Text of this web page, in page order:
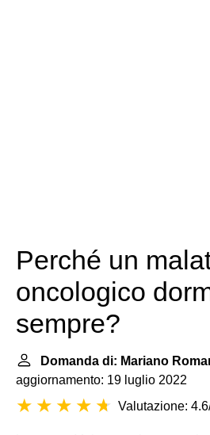
Perché un
oncologico
sempre?
Domanda di: Mariano
aggiornamento: 19 luglio 2022
Valutazione: